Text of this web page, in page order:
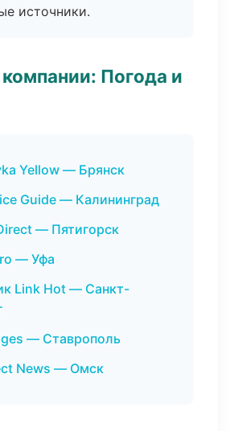
источники.
Погода и
Yellow — Брянск
Guide — Калининград
— Пятигорск
— Уфа
Link Hot — Санкт-
— Ставрополь
News — Омск